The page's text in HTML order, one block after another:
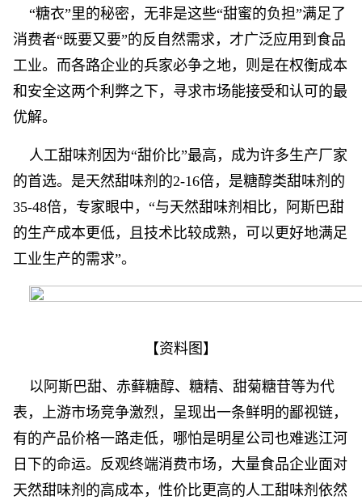
“糖衣”里的秘密，无非是这些“甜蜜的负担”满足了
消费者“既要又要”的反自然需求，才广泛应用到食品
工业。而各路企业的兵家必争之地，则是在权衡成本
和安全这两个利弊之下，寻求市场能接受和认可的最
优解。
人工甜味剂因为“甜价比”最高，成为许多生产厂家
的首选。是天然甜味剂的2-16倍，是糖醇类甜味剂的
35-48倍，专家眼中，“与天然甜味剂相比，阿斯巴甜
的生产成本更低，且技术比较成熟，可以更好地满足
工业生产的需求”。
【资料图】
以阿斯巴甜、赤藓糖醇、糖精、甜菊糖苷等为代
表，上游市场竞争激烈，呈现出一条鲜明的鄙视链，
有的产品价格一路走低，哪怕是明星公司也难逃江河
日下的命运。反观终端消费市场，大量食品企业面对
天然甜味剂的高成本，性价比更高的人工甜味剂依然